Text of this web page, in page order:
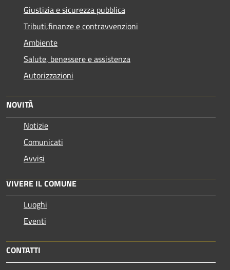
Giustizia e sicurezza pubblica
Tributi,finanze e contravvenzioni
Ambiente
Salute, benessere e assistenza
Autorizzazioni
NOVITÀ
Notizie
Comunicati
Avvisi
VIVERE IL COMUNE
Luoghi
Eventi
CONTATTI